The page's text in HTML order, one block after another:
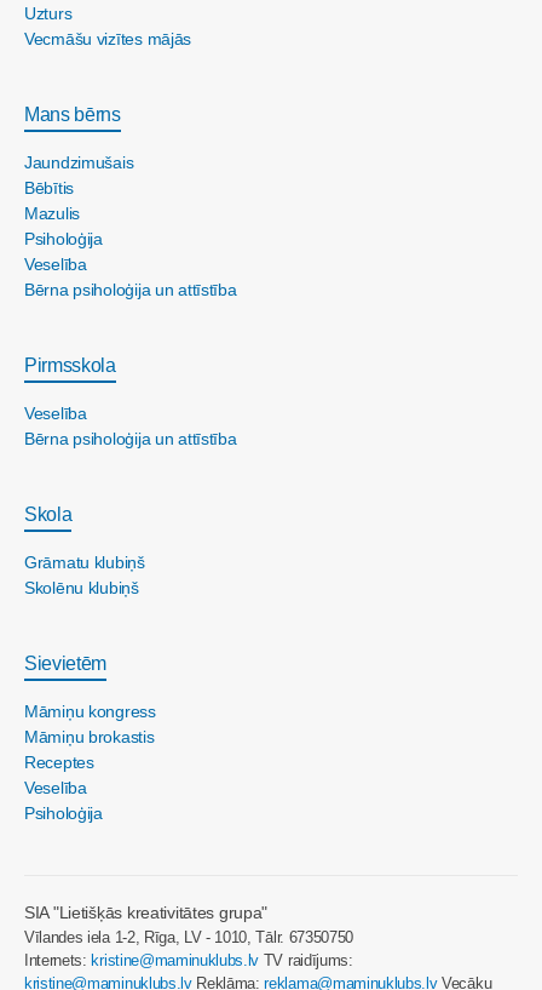
Uzturs
Vecmāšu vizītes mājās
Mans bērns
Jaundzimušais
Bēbītis
Mazulis
Psiholoģija
Veselība
Bērna psiholoģija un attīstība
Pirmsskola
Veselība
Bērna psiholoģija un attīstība
Skola
Grāmatu klubiņš
Skolēnu klubiņš
Sievietēm
Māmiņu kongress
Māmiņu brokastis
Receptes
Veselība
Psiholoģija
SIA "Lietišķās kreativitātes grupa"
Vīlandes iela 1-2, Rīga, LV - 1010, Tālr. 67350750
Internets: kristine@maminuklubs.lv TV raidījums:
kristine@maminuklubs.lvReklāma:reklama@maminuklubs.lvVecāku